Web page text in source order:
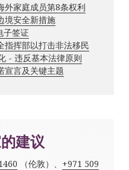
外家庭成员第8条权利
境安全新措施
子签证
指挥部以打击非法移民
- 违反基本法律原则
宣言及关键主题
建议
（伦敦）、 +971 509